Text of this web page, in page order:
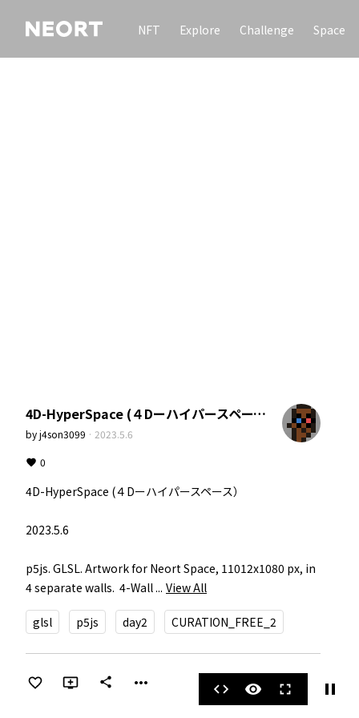
NFT Explore Challenge Space
4D-HyperSpace (４Dーハイパースペース）
byj4son3099 · 2023.5.6
0
4D-HyperSpace (４Dーハイパースペース）
2023.5.6
p5js. GLSL. Artwork for Neort Space, 11012x1080 px, in
4 separate walls.  4-Wall ... View All
glsl p5js day2 CURATION_FREE_2
share more_horiz code visibility fullscreen pause